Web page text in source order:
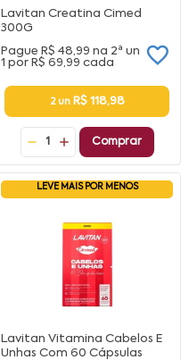
Lavitan Creatina Cimed
300G
Pague R$ 48,99 na 2ª un
1 por R$ 69,99 cada
2 un R$ 118,98
1 Comprar
LEVE MAIS POR MENOS
Lavitan Vitamina Cabelos E
Unhas Com 60 Cápsulas